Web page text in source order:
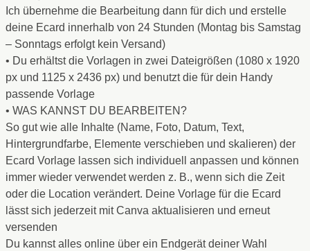
Ich übernehme die Bearbeitung dann für dich und erstelle
deine Ecard innerhalb von 24 Stunden (Montag bis Samstag
– Sonntags erfolgt kein Versand)
• Du erhältst die Vorlagen in zwei Dateigrößen (1080 x 1920
px und 1125 x 2436 px) und benutzt die für dein Handy
passende Vorlage
• WAS KANNST DU BEARBEITEN?
So gut wie alle Inhalte (Name, Foto, Datum, Text,
Hintergrundfarbe, Elemente verschieben und skalieren) der
Ecard Vorlage lassen sich individuell anpassen und können
immer wieder verwendet werden z. B., wenn sich die Zeit
oder die Location verändert. Deine Vorlage für die Ecard
lässt sich jederzeit mit Canva aktualisieren und erneut
versenden
Du kannst alles online über ein Endgerät deiner Wahl